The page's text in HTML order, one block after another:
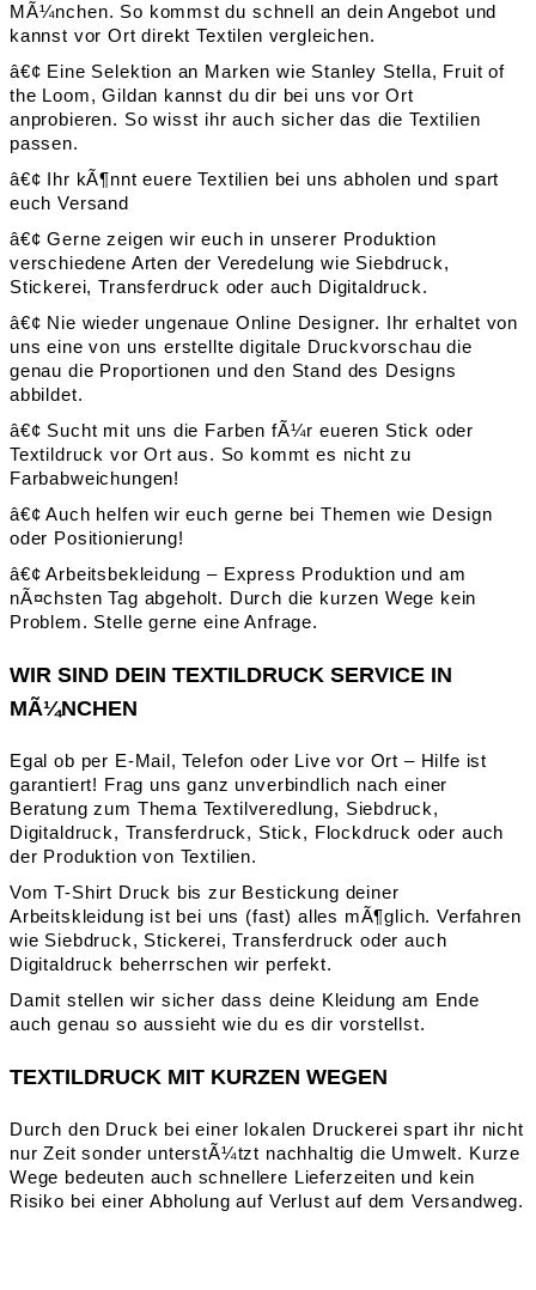
MÃ¼nchen. So kommst du schnell an dein Angebot und
kannst vor Ort direkt Textilen vergleichen.
â€¢ Eine Selektion an Marken wie Stanley Stella, Fruit of
the Loom, Gildan kannst du dir bei uns vor Ort
anprobieren. So wisst ihr auch sicher das die Textilien
passen.
â€¢ Ihr kÃ¶nnt euere Textilien bei uns abholen und spart
euch Versand
â€¢ Gerne zeigen wir euch in unserer Produktion
verschiedene Arten der Veredelung wie Siebdruck,
Stickerei, Transferdruck oder auch Digitaldruck.
â€¢ Nie wieder ungenaue Online Designer. Ihr erhaltet von
uns eine von uns erstellte digitale Druckvorschau die
genau die Proportionen und den Stand des Designs
abbildet.
â€¢ Sucht mit uns die Farben fÃ¼r eueren Stick oder
Textildruck vor Ort aus. So kommt es nicht zu
Farbabweichungen!
â€¢ Auch helfen wir euch gerne bei Themen wie Design
oder Positionierung!
â€¢ Arbeitsbekleidung – Express Produktion und am
nÃ¤chsten Tag abgeholt. Durch die kurzen Wege kein
Problem. Stelle gerne eine Anfrage.
WIR SIND DEIN TEXTILDRUCK SERVICE IN
MÃ¼NCHEN
Egal ob per E-Mail, Telefon oder Live vor Ort – Hilfe ist
garantiert! Frag uns ganz unverbindlich nach einer
Beratung zum Thema Textilveredlung, Siebdruck,
Digitaldruck, Transferdruck, Stick, Flockdruck oder auch
der Produktion von Textilien.
Vom T-Shirt Druck bis zur Bestickung deiner
Arbeitskleidung ist bei uns (fast) alles mÃ¶glich. Verfahren
wie Siebdruck, Stickerei, Transferdruck oder auch
Digitaldruck beherrschen wir perfekt.
Damit stellen wir sicher dass deine Kleidung am Ende
auch genau so aussieht wie du es dir vorstellst.
TEXTILDRUCK MIT KURZEN WEGEN
Durch den Druck bei einer lokalen Druckerei spart ihr nicht
nur Zeit sonder unterstÃ¼tzt nachhaltig die Umwelt. Kurze
Wege bedeuten auch schnellere Lieferzeiten und kein
Risiko bei einer Abholung auf Verlust auf dem Versandweg.